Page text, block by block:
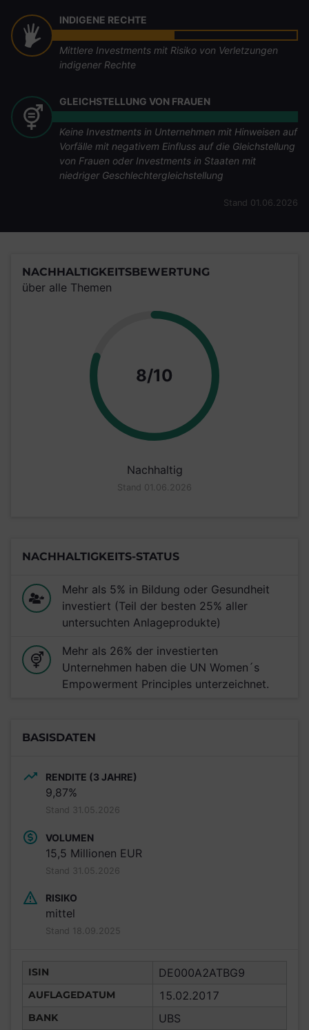
INDIGENE RECHTE
Mittlere Investments mit Risiko von Verletzungen
indigener Rechte
GLEICHSTELLUNG VON FRAUEN
Keine Investments in Unternehmen mit Hinweisen auf
Vorfälle mit negativem Einfluss auf die Gleichstellung
von Frauen oder Investments in Staaten mit
niedriger Geschlechtergleichstellung
Stand 01.06.2026
NACHHALTIGKEITSBEWERTUNG
über alle Themen
8/10 Punkte
Nachhaltig
Stand 01.06.2026
NACHHALTIGKEITS-STATUS
Mehr als 5% in Bildung oder Gesundheit
investiert (Teil der besten 25% aller
untersuchten Anlageprodukte)
Mehr als 26% der investierten
Unternehmen haben die UN Women´s
Empowerment Principles unterzeichnet.
BASISDATEN
RENDITE (3 JAHRE)
9,87%
Stand 31.05.2026
VOLUMEN
15,5 Millionen EUR
Stand 31.05.2026
RISIKO
mittel
Stand 18.09.2025
ISIN DE000A2ATBG9
AUFLAGEDATUM 15.02.2017
BANK UBS